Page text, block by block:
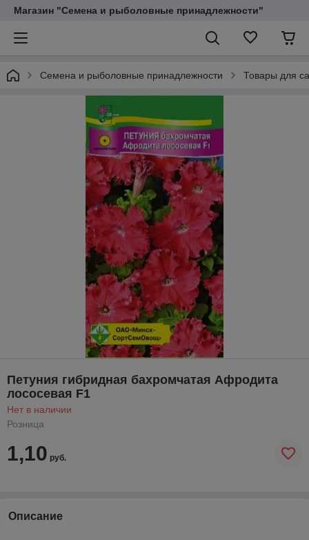
Магазин "Семена и рыболовные принадлежности"
Семена и рыболовные принадлежности Товары для
Петуния гибридная бахромчатая Афродита
лососевая F1
Нет в наличии
Розница
1,10 руб.
Описание